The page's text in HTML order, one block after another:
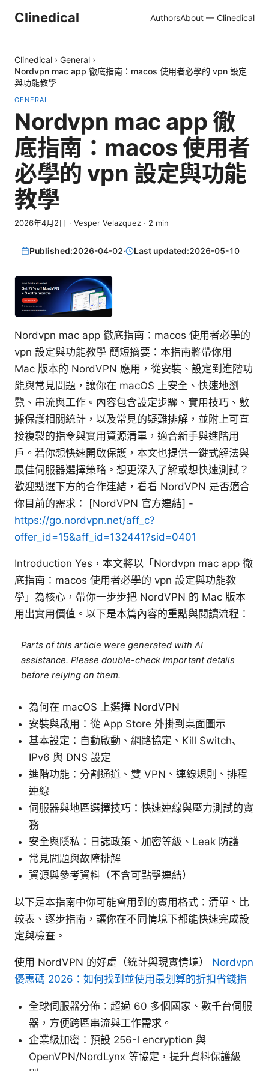
Clinedical AuthorsAbout — Clinedical
Clinedical › General ›
Nordvpn mac app 徹底指南：macos 使用者必學的 vpn 設定
與功能教學
GENERAL
Nordvpn mac app 徹
底指南：macos 使用者
必學的 vpn 設定與功能
教學
2026年4月2日 · Vesper Velazquez · 2 min
Published:2026-04-02· Last updated:2026-05-10
Nordvpn mac app 徹底指南：macos 使用者必學的
vpn 設定與功能教學 簡短摘要：本指南將帶你用
Mac 版本的 NordVPN 應用，從安裝、設定到進階功
能與常見問題，讓你在 macOS 上安全、快速地瀏
覽、串流與工作。內容包含設定步驟、實用技巧、數
據保護相關統計，以及常見的疑難排解，並附上可直
接複製的指令與實用資源清單，適合新手與進階用
戶。若你想快速開啟保護，本文也提供一鍵式解法與
最佳伺服器選擇策略。想更深入了解或想快速測試？
歡迎點選下方的合作連結，看看 NordVPN 是否適合
你目前的需求： [NordVPN 官方連結] -
https://go.nordvpn.net/aff_c?
offer_id=15&aff_id=132441?sid=0401
Introduction Yes，本文將以「Nordvpn mac app 徹
底指南：macos 使用者必學的 vpn 設定與功能教
學」為核心，帶你一步步把 NordVPN 的 Mac 版本
用出實用價值。以下是本篇內容的重點與閱讀流程：
Parts of this article were generated with AI
assistance. Please double-check important details
before relying on them.
為何在 macOS 上選擇 NordVPN
安裝與啟用：從 App Store 外掛到桌面圖示
基本設定：自動啟動、網路協定、Kill Switch、
IPv6 與 DNS 設定
進階功能：分割通道、雙 VPN、連線規則、排程
連線
伺服器與地區選擇技巧：快速連線與壓力測試的實
務
安全與隱私：日誌政策、加密等級、Leak 防護
常見問題與故障排解
資源與參考資料（不含可點擊連結）
以下是本指南中你可能會用到的實用格式：清單、比
較表、逐步指南，讓你在不同情境下都能快速完成設
定與檢查。
使用 NordVPN 的好處（統計與現實情境） Nordvpn
優惠碼 2026：如何找到並使用最划算的折扣省錢指
全球伺服器分佈：超過 60 多個國家、數千台伺服
器，方便跨區串流與工作需求。
企業級加密：預設 256-l encryption 與
OpenVPN/NordLynx 等協定，提升資料保護級